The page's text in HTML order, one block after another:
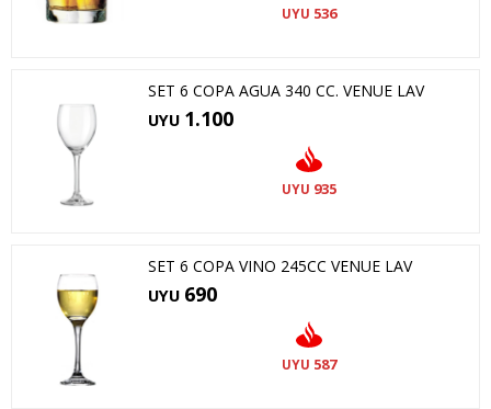
UYU 536
SET 6 COPA AGUA 340 CC. VENUE LAV
UYU 1.100
UYU 935
SET 6 COPA VINO 245CC VENUE LAV
UYU 690
UYU 587